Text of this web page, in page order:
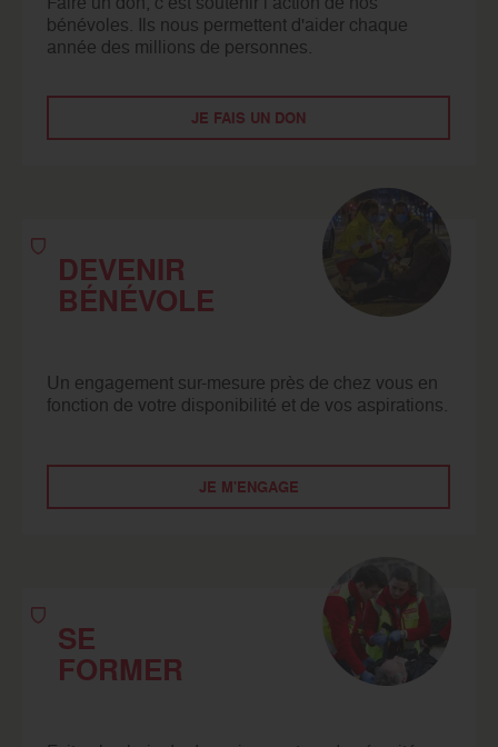
bénévoles. Ils nous permettent d'aider chaque
année des millions de personnes.
JE FAIS UN DON
DEVENIR
BÉNÉVOLE
Un engagement sur-mesure près de chez vous en
fonction de votre disponibilité et de vos aspirations.
JE M'ENGAGE
SE
FORMER